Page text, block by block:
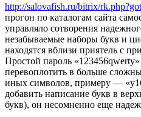
http://salovafish.ru/bitrix/
прогон по каталогам сайта
управляло сотворения
незабываемые наборы букв и
находятся вблизи приятель с
Простой пароль
перевоплотить в больше
иных символов, примеру —
добавить написание букв в
букв), он несомненно еще